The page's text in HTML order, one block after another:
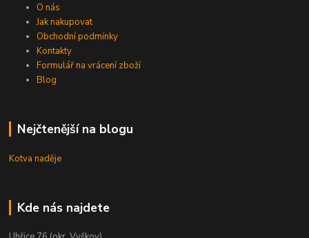
O nás
Jak nakupovat
Obchodní podmínky
Kontakty
Formulář na vrácení zboží
Blog
Nejčtenější na blogu
Kotva naděje
Kde nás najdete